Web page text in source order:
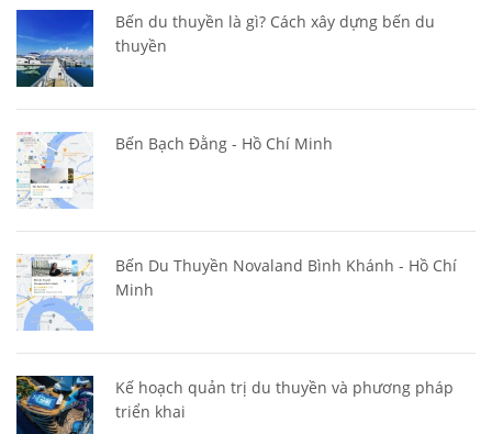
Bến du thuyền là gì? Cách xây dựng bến du
thuyền
Bến Bạch Đằng - Hồ Chí Minh
Bến Du Thuyền Novaland Bình Khánh - Hồ Chí
Minh
Kế hoạch quản trị du thuyền và phương pháp
triển khai